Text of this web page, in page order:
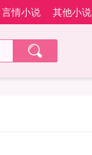
言情小说 其他小说